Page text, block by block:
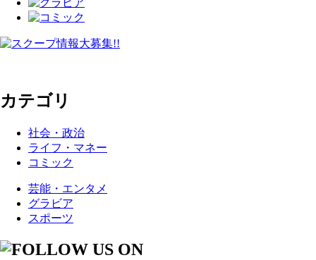
カテゴリ
社会・政治
ライフ・マネー
コミック
芸能・エンタメ
グラビア
スポーツ